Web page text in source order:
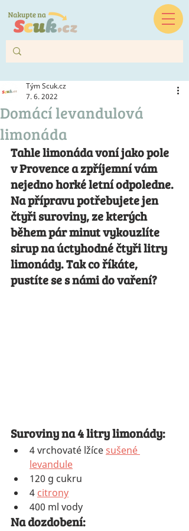
Domácí levandulová
limonáda
Tým Scuk.cz
7. 6. 2022
Tahle limonáda voní jako pole
v Provence a zpříjemní vám
nejedno horké letní odpoledne.
Na přípravu potřebujete jen
čtyři suroviny, ze kterých
během pár minut vykouzlíte
sirup na úctyhodné čtyři litry
limonády. Tak co říkáte,
pustíte se s námi do vaření?
Suroviny na 4 litry limonády:
4 vrchovaté lžíce sušené
levandule
120 g cukru
4 citrony
400 ml vody
Na dozdobení: